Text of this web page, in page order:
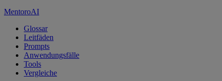
MentoroAI
Glossar
Leitfäden
Prompts
Anwendungsfälle
Tools
Vergleiche